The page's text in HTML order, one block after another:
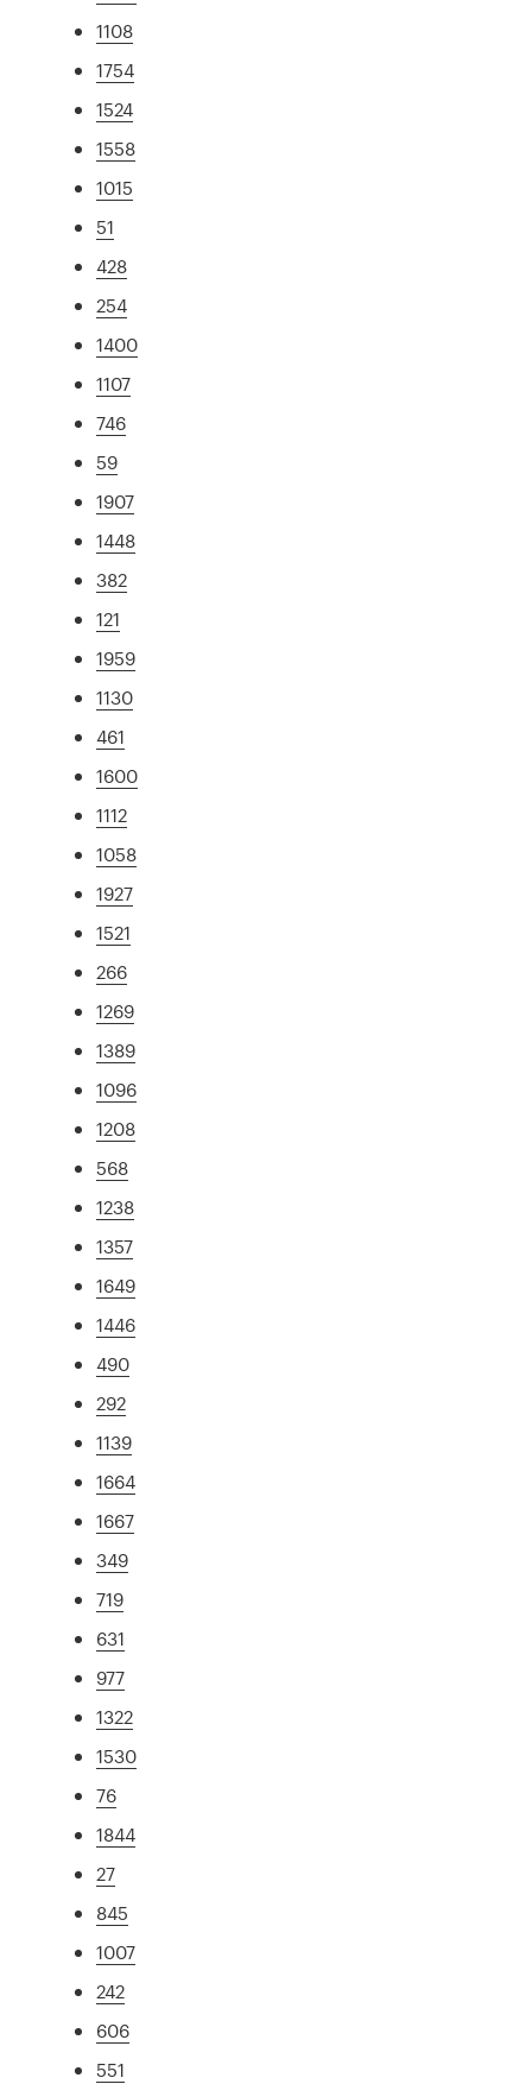
1108
1754
1524
1558
1015
51
428
254
1400
1107
746
59
1907
1448
382
121
1959
1130
461
1600
1112
1058
1927
1521
266
1269
1389
1096
1208
568
1238
1357
1649
1446
490
292
1139
1664
1667
349
719
631
977
1322
1530
76
1844
27
845
1007
242
606
551